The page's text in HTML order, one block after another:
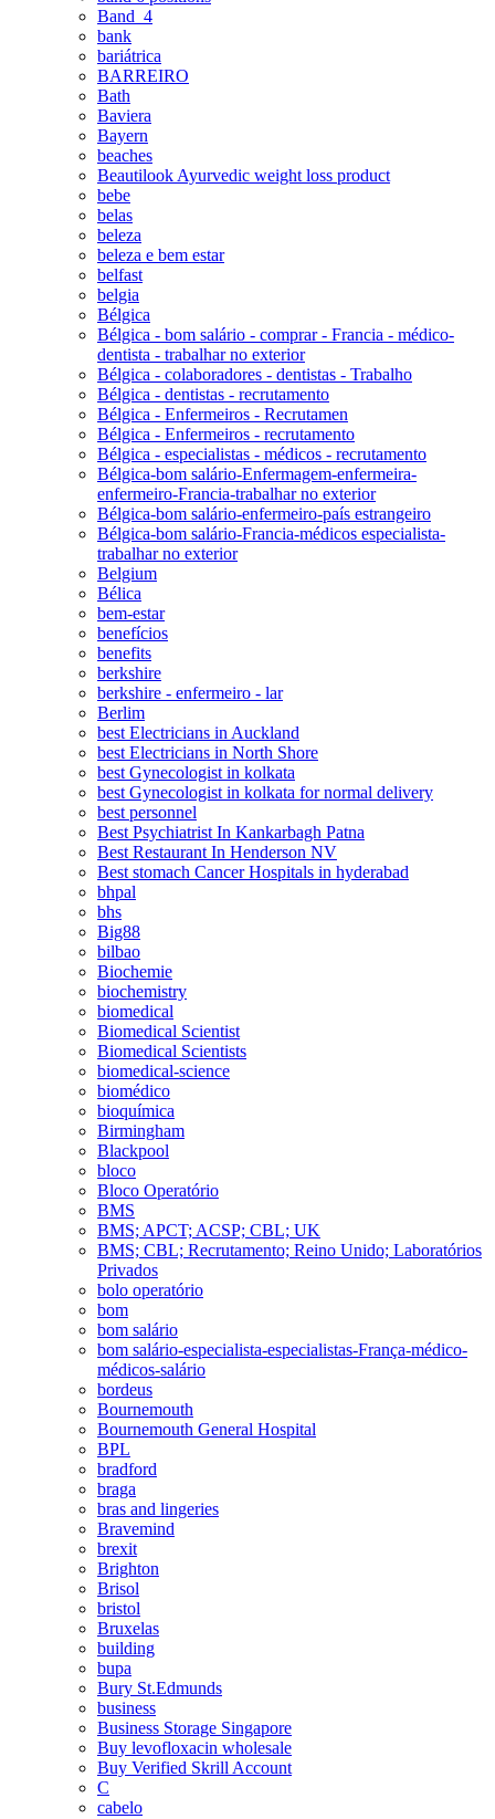
Band_4
bank
bariátrica
BARREIRO
Bath
Baviera
Bayern
beaches
Beautilook Ayurvedic weight loss product
bebe
belas
beleza
beleza e bem estar
belfast
belgia
Bélgica
Bélgica - bom salário - comprar - Francia - médico-
dentista - trabalhar no exterior
Bélgica - colaboradores - dentistas - Trabalho
Bélgica - dentistas - recrutamento
Bélgica - Enfermeiros - Recrutamen
Bélgica - Enfermeiros - recrutamento
Bélgica - especialistas - médicos - recrutamento
Bélgica-bom salário-Enfermagem-enfermeira-
enfermeiro-Francia-trabalhar no exterior
Bélgica-bom salário-enfermeiro-país estrangeiro
Bélgica-bom salário-Francia-médicos especialista-
trabalhar no exterior
Belgium
Bélica
bem-estar
benefícios
benefits
berkshire
berkshire - enfermeiro - lar
Berlim
best Electricians in Auckland
best Electricians in North Shore
best Gynecologist in kolkata
best Gynecologist in kolkata for normal delivery
best personnel
Best Psychiatrist In Kankarbagh Patna
Best Restaurant In Henderson NV
Best stomach Cancer Hospitals in hyderabad
bhpal
bhs
Big88
bilbao
Biochemie
biochemistry
biomedical
Biomedical Scientist
Biomedical Scientists
biomedical-science
biomédico
bioquímica
Birmingham
Blackpool
bloco
Bloco Operatório
BMS
BMS; APCT; ACSP; CBL; UK
BMS; CBL; Recrutamento; Reino Unido; Laboratórios
Privados
bolo operatório
bom
bom salário
bom salário-especialista-especialistas-França-médico-
médicos-salário
bordeus
Bournemouth
Bournemouth General Hospital
BPL
bradford
braga
bras and lingeries
Bravemind
brexit
Brighton
Brisol
bristol
Bruxelas
building
bupa
Bury St.Edmunds
business
Business Storage Singapore
Buy levofloxacin wholesale
Buy Verified Skrill Account
C
cabelo